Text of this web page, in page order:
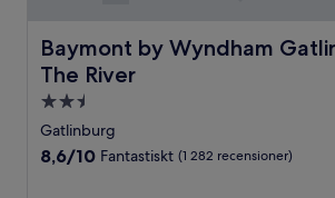
Baymont by Wyndham
The River
Baymont by Wyndham Gatlinburg
2.5-
stjärnigt
boende
Gatlinburg
8.6
8,6/10 Fantastiskt (1 282 recensioner)